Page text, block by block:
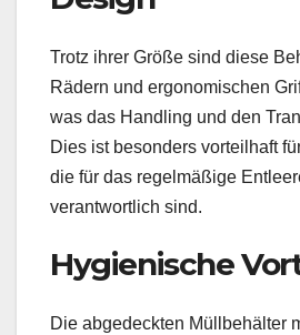
Trotz ihrer Größe sind diese
Rädern und ergonomischen
was das Handling und den
Dies ist besonders vorteilhaft
die für das regelmäßige
verantwortlich sind.
Hygienische
Die abgedeckten Müllbehälter